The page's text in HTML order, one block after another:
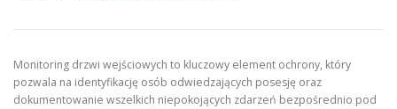
KONTAKT
EN
Monitoring drzwi wejściowych to kluczowy element ochrony, który
pozwala na identyfikację osób odwiedzających posesję oraz
dokumentowanie wszelkich niepokojących zdarzeń bezpośrednio pod